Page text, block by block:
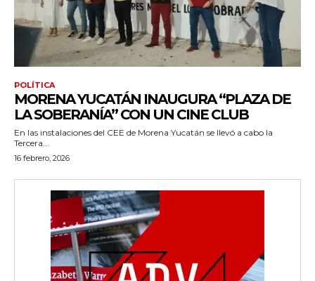
POLÍTICA
MORENA YUCATÁN INAUGURA “PLAZA DE
LA SOBERANÍA” CON UN CINE CLUB
En las instalaciones del CEE de Morena Yucatán se llevó a cabo la
Tercera...
16 febrero, 2026